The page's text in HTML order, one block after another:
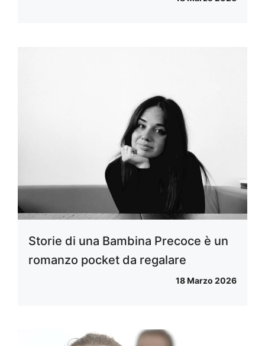
Storie di una Bambina Precoce è un
romanzo pocket da regalare
18 Marzo 2026